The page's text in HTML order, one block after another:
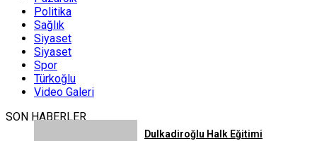
Politika
Sağlık
Siyaset
Siyaset
Spor
Türkoğlu
Video Galeri
SON HABERLER
Dulkadiroğlu Halk Eğitimi